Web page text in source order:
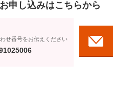
申し込みはこちらから
せ番号をお伝えください